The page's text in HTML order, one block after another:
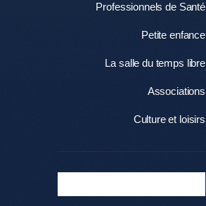
Professionnels de Santé
Petite enfance
La salle du temps libre
Associations
Culture et loisirs